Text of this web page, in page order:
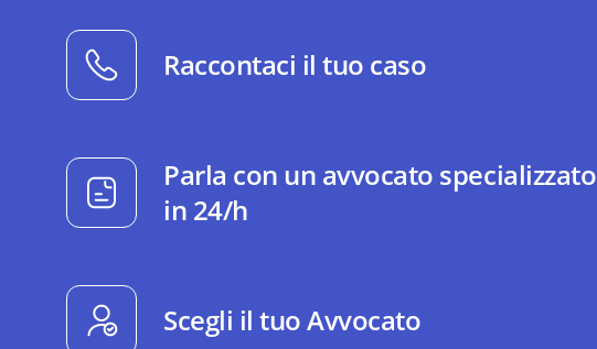
Raccontaci il tuo caso
Parla con un avvocato specializzato
in 24/h
Scegli il tuo Avvocato